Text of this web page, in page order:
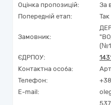
Оцінка пропозицій:
За
Попередній етап:
Так
Замовник:
ЄДРПОУ:
Контактна особа:
Телефон:
E-mail: